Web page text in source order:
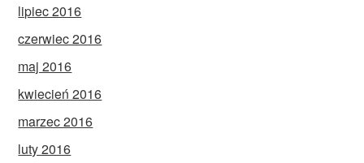
lipiec 2016
czerwiec 2016
maj 2016
kwiecień 2016
marzec 2016
luty 2016